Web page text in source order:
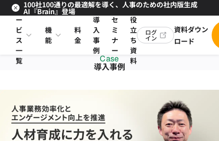
100社100通りの最適解を導く、人事のための社内版生成
AI『Brain』登場
サ
ー
ビ
ス
一
覧
機
能
料
金
導
入
事
例
セ
ミ
ナ
ー
お
役
立
ち
資
料
ログ
イン
資料ダウン
ロード
Case
導入事例